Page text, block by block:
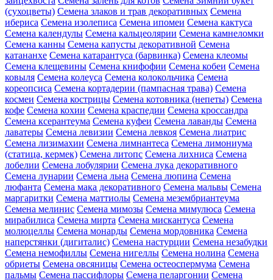
(сухоцветы) Семена злаков и трав декоративных Семена
ибериса Семена изолеписа Семена ипомеи Семена кактуса
Семена календулы Семена кальцеолярии Семена камнеломки
Семена канны Семена капусты декоративной Семена
катананхе Семена катарантуса (барвинка) Семена клеомы
Семена клещевины Семена книфофии Семена кобеи Семена
ковыля Семена колеуса Семена колокольчика Семена
кореопсиса Семена кортадерии (пампасная трава) Семена
космеи Семена кострицы Семена котовника (непеты) Семена
кофе Семена кохии Семена краспедии Семена кроссандра
Семена ксерантеума Семена куфеи Семена лаванды Семена
лаватеры Семена левизии Семена левкоя Семена лиатрис
Семена лизимахии Семена лимнантеса Семена лимониума
(статица, кермек) Семена литопс Семена лихниса Семена
лобелии Семена лобулярии Семена лука декоративного
Семена лунарии Семена льна Семена люпина Семена
люфанта Семена мака декоративного Семена мальвы Семена
маргаритки Семена маттиолы Семена мезембриантеума
Семена мелинис Семена мимозы Семена мимулюса Семена
мирабилиса Семена мирта Семена мискантуса Семена
молюцеллы Семена монарды Семена мордовника Семена
наперстянки (дигиталис) Семена настурции Семена незабудки
Семена немофиллы Семена нигеллы Семена нолина Семена
обриеты Семена овсяницы Семена остеоспермума Семена
пальмы Семена пассифлоры Семена пеларгонии Семена